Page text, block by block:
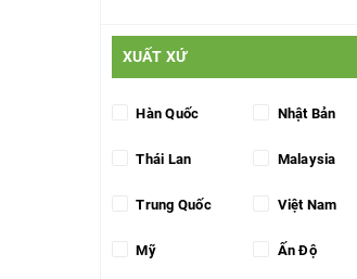
XUẤT XỨ
Hàn Quốc Nhật Bản
Thái Lan Malaysia
Trung Quốc Việt Nam
Mỹ Ấn Độ